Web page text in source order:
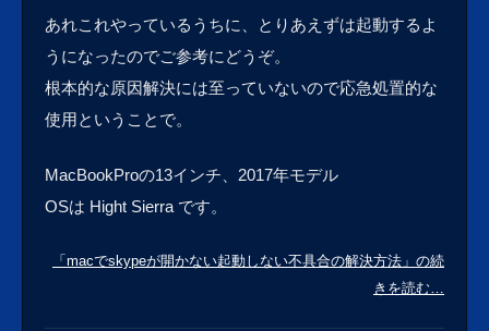
あれこれやっているうちに、とりあえずは起動するよ
うになったのでご参考にどうぞ。
根本的な原因解決には至っていないので応急処置的な
使用ということで。
MacBookProの13インチ、2017年モデル
OSは Hight Sierra です。
「macでskypeが開かない起動しない不具合の解決方法」の続
きを読む…